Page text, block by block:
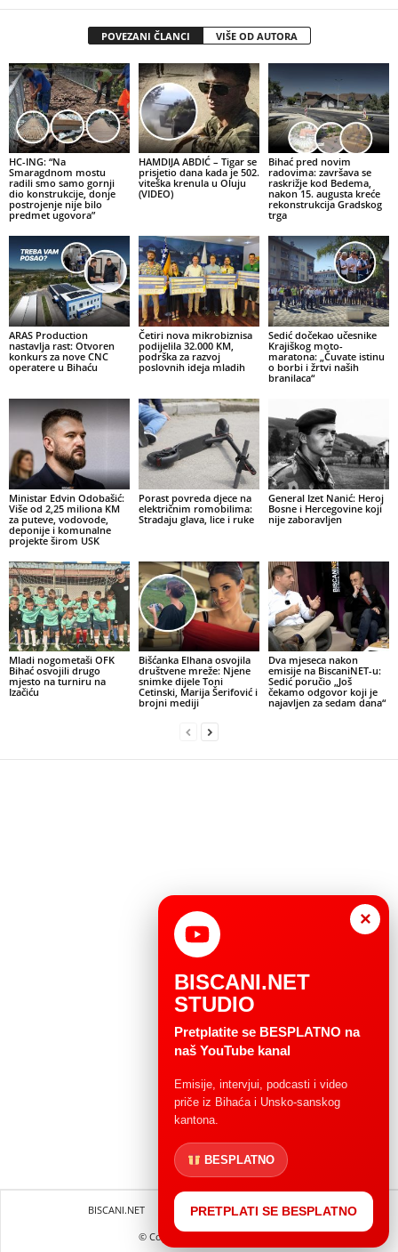
POVEZANI ČLANCI VIŠE OD AUTORA
HC-ING: “Na
Smaragdnom mostu
radili smo samo gornji
dio konstrukcije, donje
postrojenje nije bilo
predmet ugovora”
HAMDIJA ABDIĆ – Tigar se
prisjetio dana kada je 502.
viteška krenula u Oluju
(VIDEO)
Bihać pred novim
radovima: završava se
raskrižje kod Bedema,
nakon 15. augusta kreće
rekonstrukcija Gradskog
trga
ARAS Production
nastavlja rast: Otvoren
konkurs za nove CNC
operatere u Bihaću
Četiri nova mikrobiznisa
podijelila 32.000 KM,
podrška za razvoj
poslovnih ideja mladih
Sedić dočekao učesnike
Krajiškog moto-
maratona: „Čuvate istinu
o borbi i žrtvi naših
branilaca“
Ministar Edvin Odobašić:
Više od 2,25 miliona KM
za puteve, vodovode,
deponije i komunalne
projekte širom USK
Porast povreda djece na
električnim romobilima:
Stradaju glava, lice i ruke
General Izet Nanić: Heroj
Bosne i Hercegovine koji
nije zaboravljen
Mladi nogometaši OFK
Bihać osvojili drugo
mjesto na turniru na
Izačiću
Bišćanka Elhana osvojila
društvene mreže: Njene
snimke dijele Toni
Cetinski, Marija Šerifović i
brojni mediji
Dva mjeseca nakon
emisije na BiscaniNET-u:
Sedić poručio „Još
čekamo odgovor koji je
najavljen za sedam dana“
BISCANI.NET Impressum
Uvjeti korištenja
© Copryright 2004 - 2025.
×
BISCANI.NET
STUDIO
Pretplatite se BESPLATNO na
naš YouTube kanal
Emisije, intervjui, podcasti i video
priče iz Bihaća i Unsko-sanskog
kantona.
BESPLATNO
PRETPLATI SE BESPLATNO